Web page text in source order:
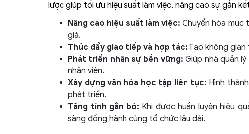
lược giúp tối ưu hiệu suất làm việc, nâng cao sự gắn
Nâng cao hiệu suất làm việc: Chuyển hóa mục
giá.
Thúc đẩy giao tiếp và hợp tác: Tạo không gian
Phát triển nhân sự bền vững: Giúp nhà quản
nhân viên.
Xây dựng văn hóa học tập liên tục: Hình
phát triển.
Tăng tính gắn bó: Khi được huấn luyện hiệu
sàng đồng hành cùng tổ chức lâu dài.